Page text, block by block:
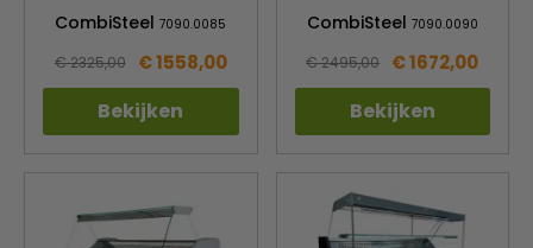
CombiSteel7090.0085
€ 2325,00 € 1558,00
Bekijken
CombiSteel 7090.0090
€ 2495,00 € 1672,00
Bekijken